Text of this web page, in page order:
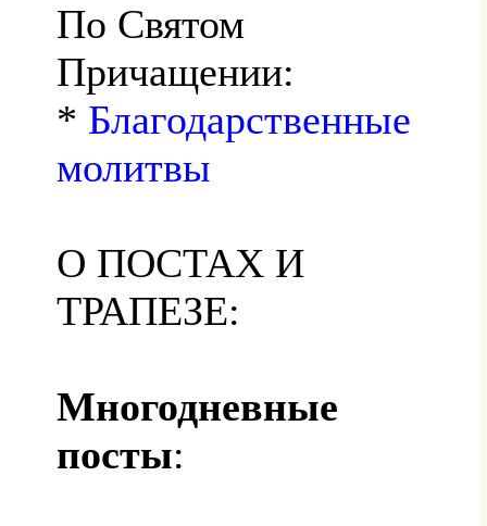
По Святом
Причащении:
* Благодарственные
молитвы
О ПОСТАХ И
ТРАПЕЗЕ:
Многодневные
посты: